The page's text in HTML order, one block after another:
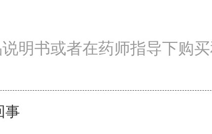
明书或者在药师指导下购买
事